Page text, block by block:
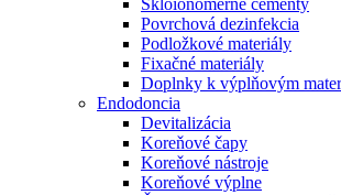
Povrchová dezinfekcia
Podložkové materiály
Fixačné materiály
Doplnky k výplňovým
Endodoncia
Devitalizácia
Koreňové čapy
Koreňové nástroje
Koreňové výplne